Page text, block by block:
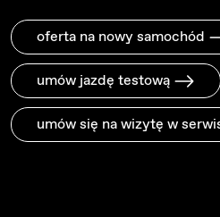
oferta na nowy samochód
umów jazdę testową
umów się na wizytę w